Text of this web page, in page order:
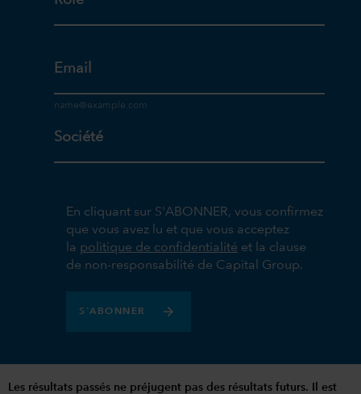
Email
Société
En cliquant sur S'ABONNER, vous confirmez
que vous avez lu et que vous acceptez
la politique de confidentialité et la clause
de non-responsabilité de Capital Group.
S'ABONNER
Les résultats passés ne préjugent pas des résultats futurs. Il est